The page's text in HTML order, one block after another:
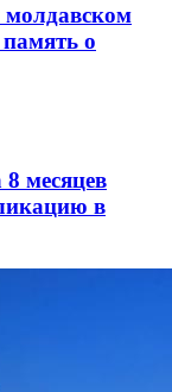
память о
месяцев
в